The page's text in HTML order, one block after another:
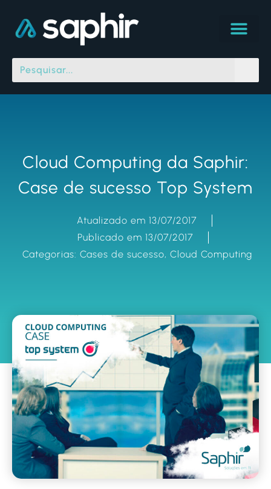
Cloud Computing da Saphir:
Case de sucesso Top System
Atualizado em 13/07/2017
Publicado em 13/07/2017
Categorias: Cases de sucesso, Cloud Computing